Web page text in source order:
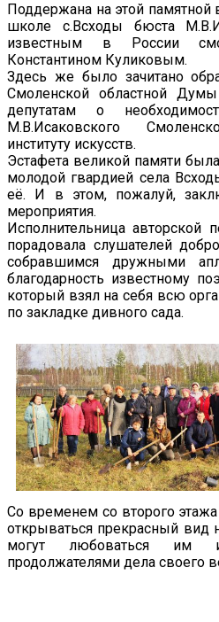
Поддержана на этой памятной
школе с.Всходы бюста
известным в России
Константином Куликовым.
Здесь же было зачитано
Смоленской областной
депутатам о
М.В.Исаковского
институту искусств.
Эстафета великой памяти
молодой гвардией села
её. И в этом, пожалуй,
мероприятия.
Исполнительница авторской
порадовала слушателей
собравшимся дружными
благодарность известному
который взял на себя всю
по закладке дивного сада.
Со временем со второго
открываться прекрасный вид
могут любоваться им
продолжателями дела своего